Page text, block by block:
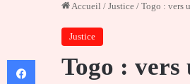
Accueil / Justice / Togo : vers
Justice
Togo : vers
Facebook